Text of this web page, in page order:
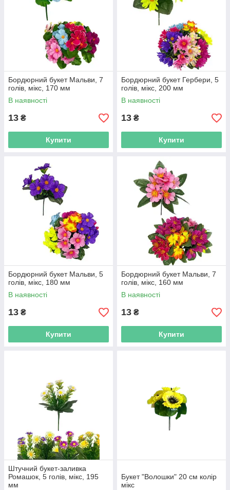
Бордюрний букет Мальви, 7
голів, мікс, 170 мм
В наявності
13 ₴
Купити
Бордюрний букет Гербери, 5
голів, мікс, 200 мм
В наявності
13 ₴
Купити
Бордюрний букет Мальви, 5
голів, мікс, 180 мм
В наявності
13 ₴
Купити
Бордюрний букет Мальви, 7
голів, мікс, 160 мм
В наявності
13 ₴
Купити
Штучний букет-заливка
Ромашок, 5 голів, мікс, 195
мм
Букет "Волошки" 20 см колір
мікс